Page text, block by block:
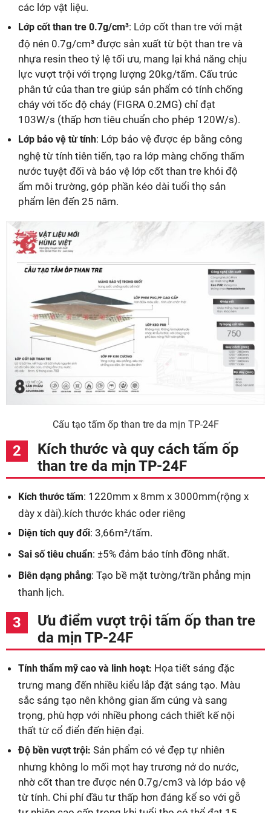
các lớp vật liệu.
Lớp cốt than tre 0.7g/cm³: Lớp cốt than tre với mật
độ nén 0.7g/cm³ được sản xuất từ bột than tre và
nhựa resin theo tỷ lệ tối ưu, mang lại khả năng chịu
lực vượt trội với trọng lượng 20kg/tấm. Cấu trúc
phân tử của than tre giúp sản phẩm có tính chống
cháy với tốc độ cháy (FIGRA 0.2MG) chỉ đạt
103W/s (thấp hơn tiêu chuẩn cho phép 120W/s).
Lớp bảo vệ từ tính: Lớp bảo vệ được ép bằng công
nghệ từ tính tiên tiến, tạo ra lớp màng chống thấm
nước tuyệt đối và bảo vệ lớp cốt than tre khỏi độ
ẩm môi trường, góp phần kéo dài tuổi thọ sản
phẩm lên đến 25 năm.
Cấu tạo tấm ốp than tre da mịn TP-24F
Kích thước và quy cách tấm ốp
than tre da mịn TP-24F
Kích thước tấm: 1220mm x 8mm x 3000mm(rộng x
dày x dài).kích thước khác oder riêng
Diện tích quy đổi: 3,66m²/tấm.
Sai số tiêu chuẩn: ±5% đảm bảo tính đồng nhất.
Biên dạng phẳng: Tạo bề mặt tường/trần phẳng mịn
thanh lịch.
Ưu điểm vượt trội tấm ốp than tre
da mịn TP-24F
Tính thẩm mỹ cao và linh hoạt: Họa tiết sáng đặc
trưng mang đến nhiều kiểu lắp đặt sáng tạo. Màu
sắc sáng tạo nên không gian ấm cúng và sang
trọng, phù hợp với nhiều phong cách thiết kế nội
thất từ cổ điển đến hiện đại.
Độ bền vượt trội: Sản phẩm có vẻ đẹp tự nhiên
nhưng không lo mối mọt hay trương nở do nước,
nhờ cốt than tre được nén 0.7g/cm3 và lớp bảo vệ
từ tính. Chi phí đầu tư thấp hơn đáng kể so với gỗ